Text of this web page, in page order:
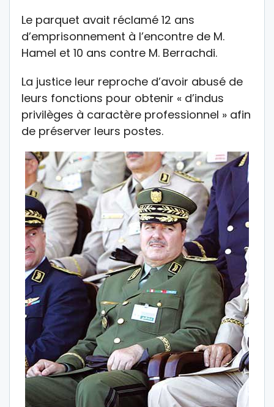
Le parquet avait réclamé 12 ans
d’emprisonnement à l’encontre de M.
Hamel et 10 ans contre M. Berrachdi.
La justice leur reproche d’avoir abusé de
leurs fonctions pour obtenir « d’indus
privilèges à caractère professionnel » afin
de préserver leurs postes.